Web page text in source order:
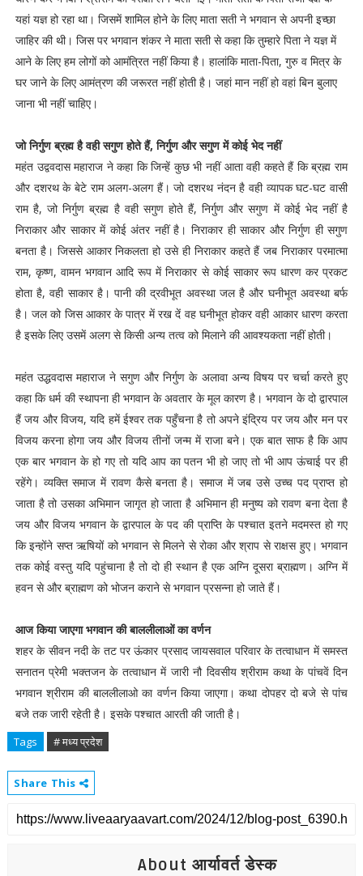
यहां यज्ञ हो रहा था। जिसमें शामिल होने के लिए माता सती ने भगवान से अपनी इच्छा
जाहिर की थी। जिस पर भगवान शंकर ने माता सती से कहा कि तुम्हारे पिता ने यज्ञ में
आने के लिए हम लोगों को आमंत्रित नहीं किया है। हालांकि माता-पिता, गुरु व मित्र के
घर जाने के लिए आमंत्रण की जरूरत नहीं होती है। जहां मान नहीं हो वहां बिन बुलाए
जाना भी नहीं चाहिए।
जो निर्गुण ब्रह्म है वही सगुण होते हैं, निर्गुण और सगुण में कोई भेद नहीं
महंत उद्ववदास महाराज ने कहा कि जिन्हें कुछ भी नहीं आता वही कहते हैं कि ब्रह्म राम
और दशरथ के बेटे राम अलग-अलग हैं। जो दशरथ नंदन है वही व्यापक घट-घट वासी
राम है, जो निर्गुण ब्रह्म है वही सगुण होते हैं, निर्गुण और सगुण में कोई भेद नहीं है
निराकार और साकार में कोई अंतर नहीं है। निराकार ही साकार और निर्गुण ही सगुण
बनता है। जिससे आकार निकलता हो उसे ही निराकार कहते हैं जब निराकार परमात्मा
राम, कृष्ण, वामन भगवान आदि रूप में निराकार से कोई साकार रूप धारण कर प्रकट
होता है, वही साकार है। पानी की द्रवीभूत अवस्था जल है और घनीभूत अवस्था बर्फ
है। जल को जिस आकार के पात्र में रख दें वह घनीभूत होकर वही आकार धारण करता
है इसके लिए उसमें अलग से किसी अन्य तत्व को मिलाने की आवश्यकता नहीं होती।
महंत उद्धवदास महाराज ने सगुण और निर्गुण के अलावा अन्य विषय पर चर्चा करते हुए
कहा कि धर्म की स्थापना ही भगवान के अवतार के मूल कारण है। भगवान के दो द्वारपाल
हैं जय और विजय, यदि हमें ईश्वर तक पहुँचना है तो अपने इंद्रिय पर जय और मन पर
विजय करना होगा जय और विजय तीनों जन्म में राजा बने। एक बात साफ है कि आप
एक बार भगवान के हो गए तो यदि आप का पतन भी हो जाए तो भी आप ऊंचाई पर ही
रहेंगे। व्यक्ति समाज में रावण कैसे बनता है। समाज में जब उसे उच्च पद प्राप्त हो
जाता है तो उसका अभिमान जागृत हो जाता है अभिमान ही मनुष्य को रावण बना देता है
जय और विजय भगवान के द्वारपाल के पद की प्राप्ति के पश्चात इतने मदमस्त हो गए
कि इन्होंने सप्त ऋषियों को भगवान से मिलने से रोका और श्राप से राक्षस हुए। भगवान
तक कोई वस्तु यदि पहुंचाना है तो दो ही स्थान है एक अग्नि दूसरा ब्राह्मण। अग्नि में
हवन से और ब्राह्मण को भोजन कराने से भगवान प्रसन्ना हो जाते हैं।
आज किया जाएगा भगवान की बाललीलाओं का वर्णन
शहर के सीवन नदी के तट पर ऊंकार प्रसाद जायसवाल परिवार के तत्वाधान में समस्त
सनातन प्रेमी भक्तजन के तत्वाधान में जारी नौ दिवसीय श्रीराम कथा के पांचवें दिन
भगवान श्रीराम की बाललीलाओ का वर्णन किया जाएगा। कथा दोपहर दो बजे से पांच
बजे तक जारी रहेती है। इसके पश्चात आरती की जाती है।
Tags # मध्य प्रदेश
Share This
About आर्यावर्त डेस्क